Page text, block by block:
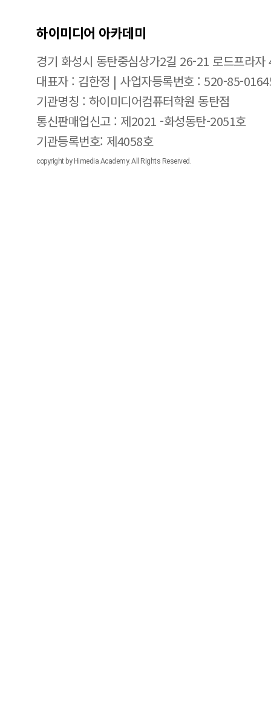
하이미디어 아카데미
경기 화성시 동탄중심상가2길 26-21 로드프라자
대표자 : 김한정 | 사업자등록번호 : 520-85-
기관명칭 : 하이미디어컴퓨터학원 동탄점
통신판매업신고 : 제2021 -화성동탄-2051호
기관등록번호: 제4058호
copyright by Himedia Academy. All Rights Reserved.